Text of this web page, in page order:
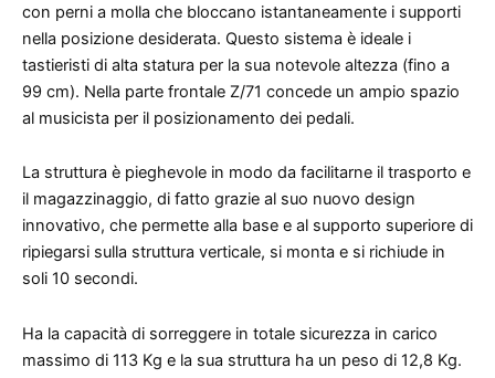
con perni a molla che bloccano istantaneamente i supporti
nella posizione desiderata. Questo sistema è ideale i
tastieristi di alta statura per la sua notevole altezza (fino a
99 cm). Nella parte frontale Z/71 concede un ampio spazio
al musicista per il posizionamento dei pedali.
La struttura è pieghevole in modo da facilitarne il trasporto e
il magazzinaggio, di fatto grazie al suo nuovo design
innovativo, che permette alla base e al supporto superiore di
ripiegarsi sulla struttura verticale, si monta e si richiude in
soli 10 secondi.
Ha la capacità di sorreggere in totale sicurezza in carico
massimo di 113 Kg e la sua struttura ha un peso di 12,8 Kg.